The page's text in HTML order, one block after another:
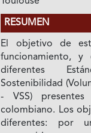
RESUMEN
El objetivo de
funcionamiento,
diferentes
Sostenibilidad
- VSS)
colombiano. Los
diferentes: por